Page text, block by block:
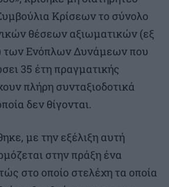
Κρίσεων το σύνολο
θέσεων αξιωματικών (εξ
των Ενόπλων Δυνάμεων που
35 έτη πραγματικής
πλήρη συνταξιοδοτικά
δεν θίγονται.
με την εξέλιξη αυτή
στην πράξη ένα
στο οποίο στελέχη τα οποία